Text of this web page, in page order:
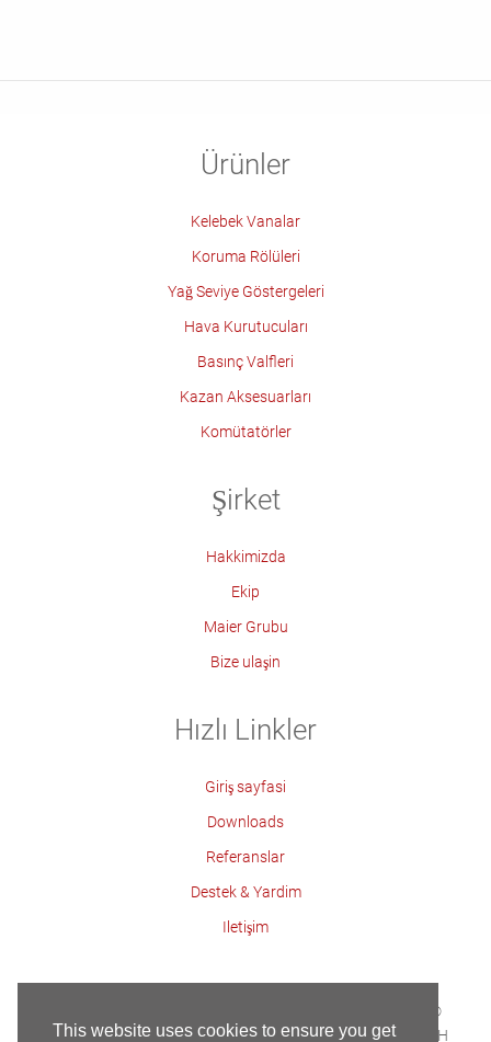
This website uses cookies to ensure you get
Ürünler
Kelebek Vanalar
Koruma Rölüleri
Yağ Seviye Göstergeleri
Hava Kurutucuları
Basınç Valfleri
Kazan Aksesuarları
Komütatörler
Şirket
Hakkimizda
Ekip
Maier Grubu
Bize ulaşin
Hızlı Linkler
Giriş sayfasi
Downloads
Referanslar
Destek & Yardim
Iletişim
Copyright ©
Built with HTML5 and CSS3 - Copyright © 2018 Maier GmbH